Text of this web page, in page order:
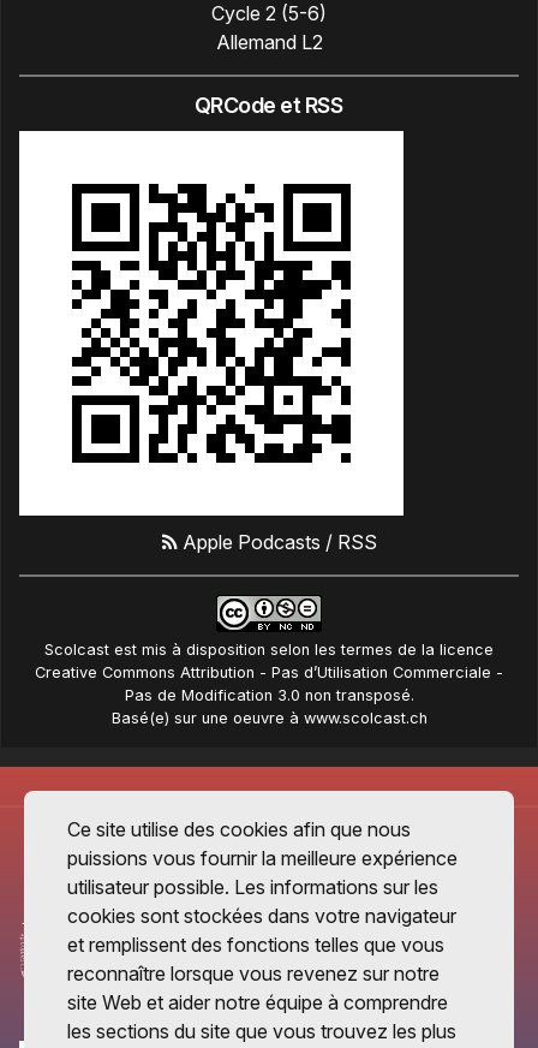
Cycle 2 (5-6)
Allemand L2
QRCode et RSS
Apple Podcasts / RSS
Scolcast est mis à disposition selon les termes de la licence
Creative Commons Attribution - Pas d’Utilisation Commerciale -
Pas de Modification 3.0 non transposé.
Basé(e) sur une oeuvre à www.scolcast.ch
Ce site utilise des cookies afin que nous
puissions vous fournir la meilleure expérience
utilisateur possible. Les informations sur les
cookies sont stockées dans votre navigateur
et remplissent des fonctions telles que vous
reconnaître lorsque vous revenez sur notre
site Web et aider notre équipe à comprendre
les sections du site que vous trouvez les plus